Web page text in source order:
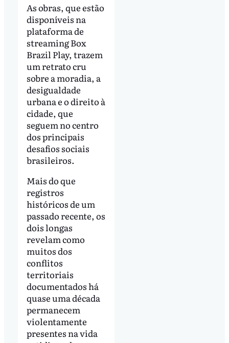
As obras, que estão
disponíveis na
plataforma de
streaming Box
Brazil Play, trazem
um retrato cru
sobre a moradia, a
desigualdade
urbana e o direito à
cidade, que
seguem no centro
dos principais
desafios sociais
brasileiros.
Mais do que
registros
históricos de um
passado recente, os
dois longas
revelam como
muitos dos
conflitos
territoriais
documentados há
quase uma década
permanecem
violentamente
presentes na vida